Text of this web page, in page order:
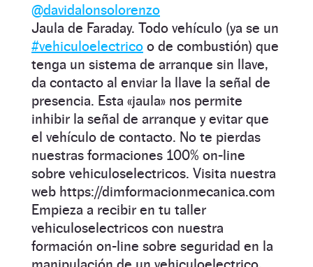
@davidalonsolorenzo
Jaula de Faraday. Todo vehículo (ya se un
#vehiculoelectrico o de combustión) que
tenga un sistema de arranque sin llave,
da contacto al enviar la llave la señal de
presencia. Esta «jaula» nos permite
inhibir la señal de arranque y evitar que
el vehículo de contacto. No te pierdas
nuestras formaciones 100% on-line
sobre vehiculoselectricos. Visita nuestra
web https://dimformacionmecanica.com
Empieza a recibir en tu taller
vehiculoselectricos con nuestra
formación on-line sobre seguridad en la